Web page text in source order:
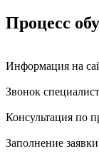
Процесс
Информация на
Звонок
Консультация по
Заполнение